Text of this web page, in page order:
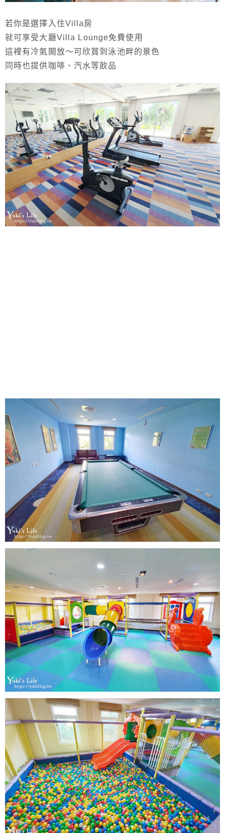
若你是選擇入住Villa房
就可享受大廳Villa Lounge免費使用
這裡有冷氣開放～可欣賞到泳池畔的景色
同時也提供咖啡、汽水等飲品